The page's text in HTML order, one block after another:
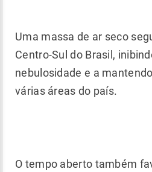
Uma massa de ar seco
Centro-Sul do Brasil,
nebulosidade e a
várias áreas do país.
O tempo aberto também